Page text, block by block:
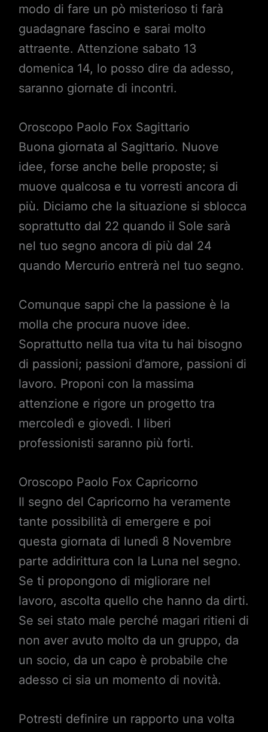
modo di fare un pò misterioso ti farà
guadagnare fascino e sarai molto
attraente. Attenzione sabato 13
domenica 14, lo posso dire da adesso,
saranno giornate di incontri.
Oroscopo Paolo Fox Sagittario
Buona giornata al Sagittario. Nuove
idee, forse anche belle proposte; si
muove qualcosa e tu vorresti ancora di
più. Diciamo che la situazione si sblocca
soprattutto dal 22 quando il Sole sarà
nel tuo segno ancora di più dal 24
quando Mercurio entrerà nel tuo segno.
Comunque sappi che la passione è la
molla che procura nuove idee.
Soprattutto nella tua vita tu hai bisogno
di passioni; passioni d’amore, passioni di
lavoro. Proponi con la massima
attenzione e rigore un progetto tra
mercoledì e giovedì. I liberi
professionisti saranno più forti.
Oroscopo Paolo Fox Capricorno
Il segno del Capricorno ha veramente
tante possibilità di emergere e poi
questa giornata di lunedì 8 Novembre
parte addirittura con la Luna nel segno.
Se ti propongono di migliorare nel
lavoro, ascolta quello che hanno da dirti.
Se sei stato male perché magari ritieni di
non aver avuto molto da un gruppo, da
un socio, da un capo è probabile che
adesso ci sia un momento di novità.
Potresti definire un rapporto una volta